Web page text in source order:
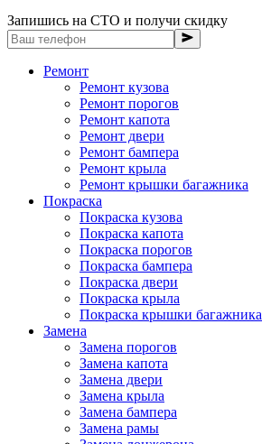
Запишись на СТО и получи скидку
Ремонт
Ремонт кузова
Ремонт порогов
Ремонт капота
Ремонт двери
Ремонт бампера
Ремонт крыла
Ремонт крышки багажника
Покраска
Покраска кузова
Покраска капота
Покраска порогов
Покраска бампера
Покраска двери
Покраска крыла
Покраска крышки багажника
Замена
Замена порогов
Замена капота
Замена двери
Замена крыла
Замена бампера
Замена рамы